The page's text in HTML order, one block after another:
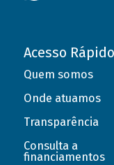
Acesso Rápido
Quem somos
Onde atuamos
Transparência
Consulta a
financiamentos